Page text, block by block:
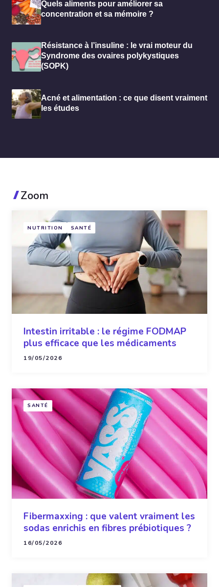
Quels aliments pour améliorer sa
concentration et sa mémoire ?
Résistance à l’insuline : le vrai moteur du
Syndrome des ovaires polykystiques
(SOPK)
Acné et alimentation : ce que disent vraiment
les études
Zoom
NUTRITION SANTÉ
Intestin irritable : le régime FODMAP
plus efficace que les médicaments
19/05/2026
SANTÉ
Fibermaxxing : que valent vraiment les
sodas enrichis en fibres prébiotiques ?
16/05/2026